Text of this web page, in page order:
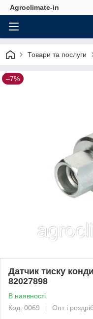
Agroclimate-in
Товари та послуги
–7%
Датчик тиску
82027898
В наявності
Код: 0069
Опт і